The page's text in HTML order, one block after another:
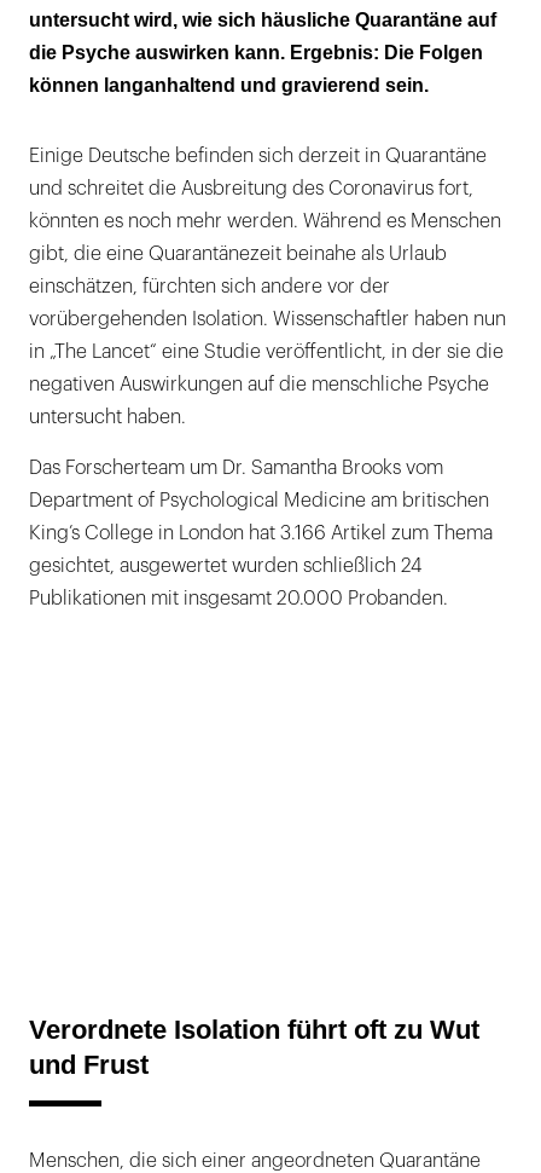
Frust
Wer die Maßnahmen versteht, tut sich
leichter mit der Situation
untersucht wird, wie sich häusliche Quarantäne auf
die Psyche auswirken kann. Ergebnis: Die Folgen
können langanhaltend und gravierend sein.
Einige Deutsche befinden sich derzeit in Quarantäne
und schreitet die Ausbreitung des Coronavirus fort,
könnten es noch mehr werden. Während es Menschen
gibt, die eine Quarantänezeit beinahe als Urlaub
einschätzen, fürchten sich andere vor der
vorübergehenden Isolation. Wissenschaftler haben nun
in „The Lancet“ eine Studie veröffentlicht, in der sie die
negativen Auswirkungen auf die menschliche Psyche
untersucht haben.
Das Forscherteam um Dr. Samantha Brooks vom
Department of Psychological Medicine am britischen
King’s College in London hat 3.166 Artikel zum Thema
gesichtet, ausgewertet wurden schließlich 24
Publikationen mit insgesamt 20.000 Probanden.
Verordnete Isolation führt oft zu Wut
und Frust
Menschen, die sich einer angeordneten Quarantäne